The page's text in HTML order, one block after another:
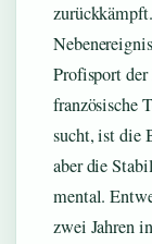
Profisport
französische
sucht, ist die
aber die
mental.
zwei Jahren